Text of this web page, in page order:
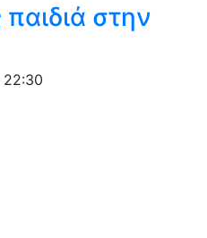
στην
22:30